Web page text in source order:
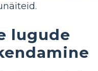
lugude